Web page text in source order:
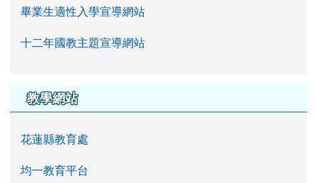
畢業生適性入學宣導網站
十二年國教主題宣導網站
教學網站
花蓮縣教育處
均一教育平台